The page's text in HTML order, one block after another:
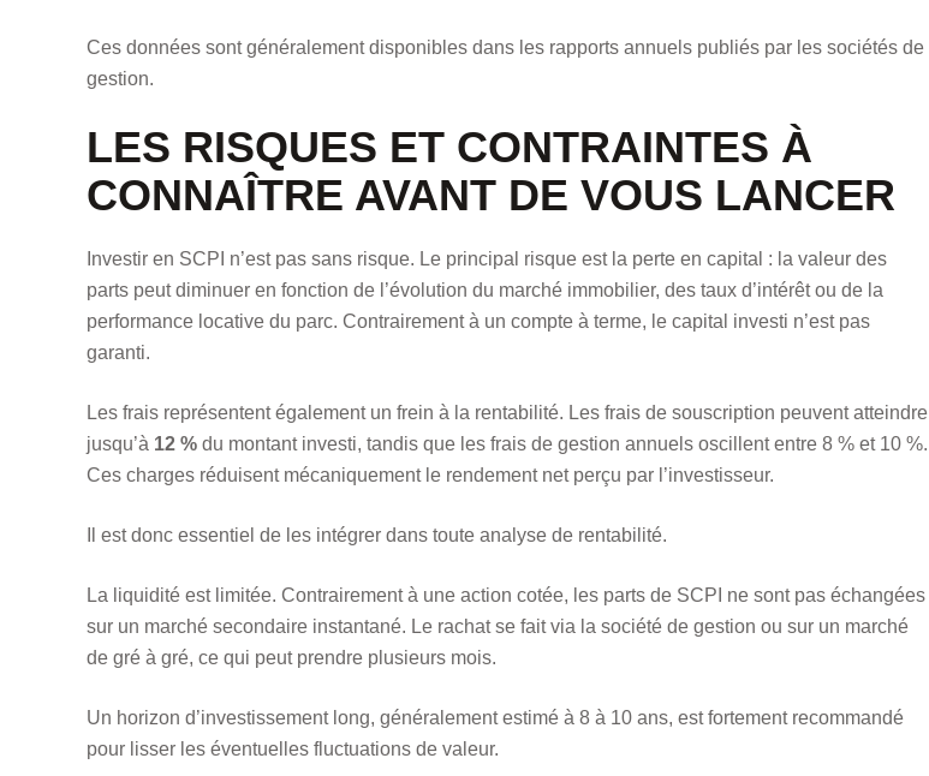
Ces données sont généralement disponibles dans les rapports annuels publiés par les sociétés de
gestion.
LES RISQUES ET CONTRAINTES À
CONNAÎTRE AVANT DE VOUS LANCER
Investir en SCPI n’est pas sans risque. Le principal risque est la perte en capital : la valeur des
parts peut diminuer en fonction de l’évolution du marché immobilier, des taux d’intérêt ou de la
performance locative du parc. Contrairement à un compte à terme, le capital investi n’est pas
garanti.
Les frais représentent également un frein à la rentabilité. Les frais de souscription peuvent atteindre
jusqu’à 12 % du montant investi, tandis que les frais de gestion annuels oscillent entre 8 % et 10 %.
Ces charges réduisent mécaniquement le rendement net perçu par l’investisseur.
Il est donc essentiel de les intégrer dans toute analyse de rentabilité.
La liquidité est limitée. Contrairement à une action cotée, les parts de SCPI ne sont pas échangées
sur un marché secondaire instantané. Le rachat se fait via la société de gestion ou sur un marché
de gré à gré, ce qui peut prendre plusieurs mois.
Un horizon d’investissement long, généralement estimé à 8 à 10 ans, est fortement recommandé
pour lisser les éventuelles fluctuations de valeur.